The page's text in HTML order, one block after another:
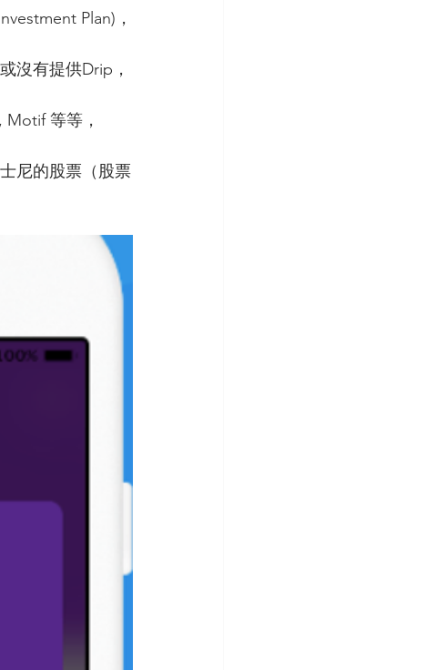
Plan)，
沒有提供Drip，
等等，
尼的股票（股票